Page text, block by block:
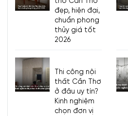
đẹp, hiện đại,
chuẩn phong
thủy giá tốt
2026
Thi công nội
thất Cần Thơ
ở đâu uy tín?
Kinh nghiệm
chọn đơn vị